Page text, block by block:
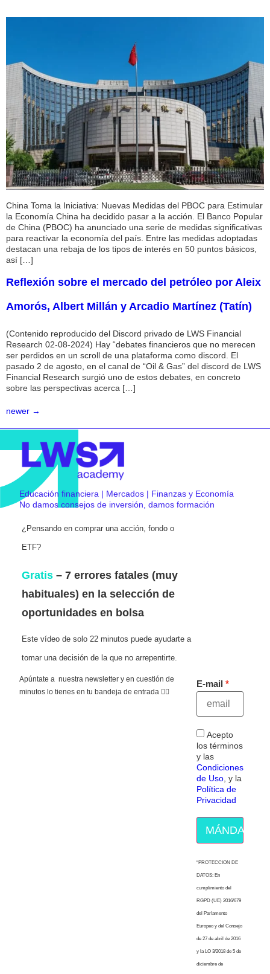
China Toma la Iniciativa: Nuevas Medidas del PBOC para Estimular
la Economía China ha decidido pasar a la acción. El Banco Popular
de China (PBOC) ha anunciado una serie de medidas significativas
para reactivar la economía del país. Entre las medidas adoptadas
destacan una rebaja de los tipos de interés en 50 puntos básicos,
así […]
Reflexión sobre el mercado del petróleo por Aleix
Amorós, Albert Millán y Arcadio Martínez (Tatín)
(Contenido reproducido del Discord privado de LWS Financial
Research 02-08-2024) Hay “debates financieros que no merecen
ser perdidos en un scroll de una plataforma como discord. El
pasado 2 de agosto, en el canal de “Oil & Gas” del discord de LWS
Financial Research surgió uno de estos debates, en concreto
sobre las perspectivas acerca […]
newer →
Educación financiera | Mercados | Finanzas y Economía
No damos consejos de inversión, damos formación
¿Pensando en comprar una acción, fondo o
ETF?
Gratis – 7 errores fatales (muy
habituales) en la selección de
oportunidades en bolsa
Este vídeo de solo 22 minutos puede ayudarte a
tomar una decisión de la que no arrepentirte.
Apúntate a nuestra newsletter y en cuestión de
minutos lo tienes en tu bandeja de entrada 👇🏻
E-mail
Acepto
los términos
y las
Condiciones
de Uso, y la
Política de
Privacidad
MÁNDAME
“PROTECCION DE
DATOS: En
cumplimiento del
RGPD (UE) 2016/679
del Parlamento
Europeo y del Consejo
de 27 de abril de 2016
y la LO 3/2018 de 5 de
diciembre de